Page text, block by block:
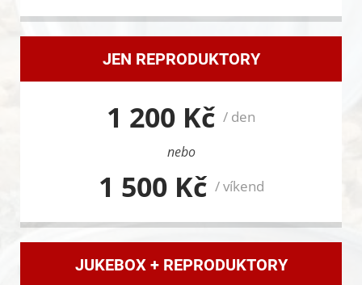
JEN REPRODUKTORY
1 200 Kč / den
nebo
1 500 Kč / víkend
JUKEBOX + REPRODUKTORY